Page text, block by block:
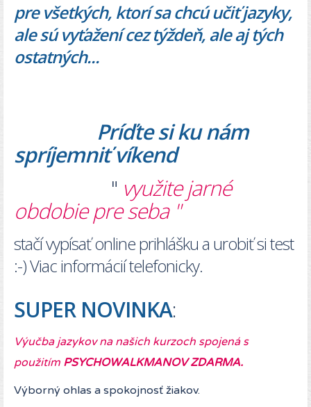
pre všetkých, ktorí sa chcú učiť jazyky,
ale sú vyťažení cez týždeň, ale aj tých
ostatných...
Príďte si ku nám
spríjemniť víkend
" využite jarné
obdobie pre seba "
stačí vypísať online prihlášku a urobiť si test
:-) Viac informácií telefonicky.
SUPER NOVINKA:
Výučba jazykov na našich kurzoch spojená s
použitím PSYCHOWALKMANOV ZDARMA.
Výborný ohlas a spokojnosť žiakov.